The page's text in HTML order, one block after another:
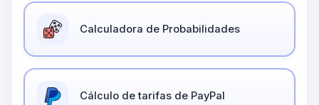
Calculadora de Probabilidades
Cálculo de tarifas de PayPal